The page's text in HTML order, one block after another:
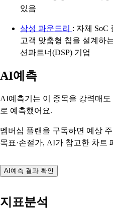
있음
삼성 파운드리 : 자체 SoC
고객 맞춤형 칩을 설계하
션파트너(DSP) 기업
AI예측
AI예측기는 이 종목을 강력매도
로 예측했어요.
멤버십 플랜을 구독하면 예상
목표·손절가, AI가 참고한 차트
AI예측 결과 확인
지표분석